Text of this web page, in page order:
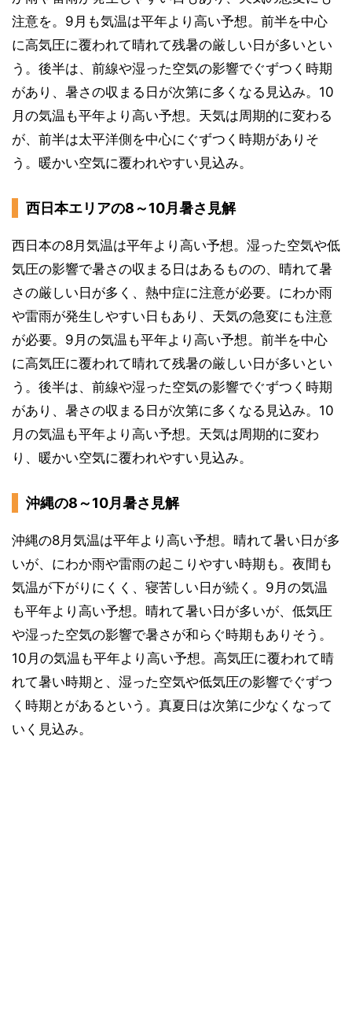
注意を。9月も気温は平年より高い予想。前半を中心
に高気圧に覆われて晴れて残暑の厳しい日が多いとい
う。後半は、前線や湿った空気の影響でぐずつく時期
があり、暑さの収まる日が次第に多くなる見込み。10
月の気温も平年より高い予想。天気は周期的に変わる
が、前半は太平洋側を中心にぐずつく時期がありそ
う。暖かい空気に覆われやすい見込み。
西日本エリアの8～10月暑さ見解
西日本の8月気温は平年より高い予想。湿った空気や低
気圧の影響で暑さの収まる日はあるものの、晴れて暑
さの厳しい日が多く、熱中症に注意が必要。にわか雨
や雷雨が発生しやすい日もあり、天気の急変にも注意
が必要。9月の気温も平年より高い予想。前半を中心
に高気圧に覆われて晴れて残暑の厳しい日が多いとい
う。後半は、前線や湿った空気の影響でぐずつく時期
があり、暑さの収まる日が次第に多くなる見込み。10
月の気温も平年より高い予想。天気は周期的に変わ
り、暖かい空気に覆われやすい見込み。
沖縄の8～10月暑さ見解
沖縄の8月気温は平年より高い予想。晴れて暑い日が多
いが、にわか雨や雷雨の起こりやすい時期も。夜間も
気温が下がりにくく、寝苦しい日が続く。9月の気温
も平年より高い予想。晴れて暑い日が多いが、低気圧
や湿った空気の影響で暑さが和らぐ時期もありそう。
10月の気温も平年より高い予想。高気圧に覆われて晴
れて暑い時期と、湿った空気や低気圧の影響でぐずつ
く時期とがあるという。真夏日は次第に少なくなって
いく見込み。